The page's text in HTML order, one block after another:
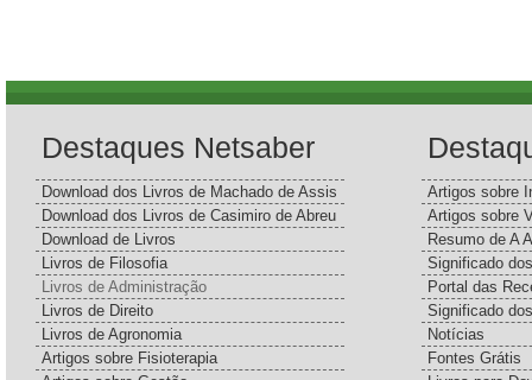
Destaques Netsaber
Download dos Livros de Machado de Assis
Download dos Livros de Casimiro de Abreu
Download de Livros
Livros de Filosofia
Livros de Administração
Livros de Direito
Livros de Agronomia
Artigos sobre Fisioterapia
Artigos sobre
Artigos sobre
Resumo de A
Significado
Portal das
Significado
Notícias
Fontes Grátis